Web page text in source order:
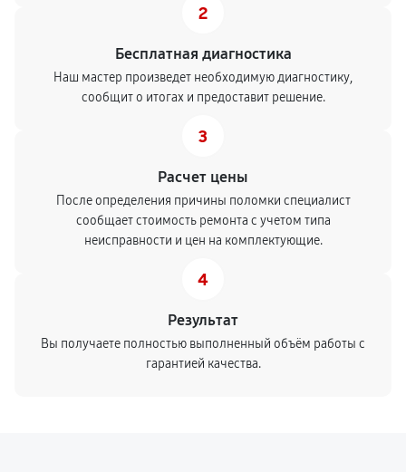
2
Бесплатная диагностика
Наш мастер произведет необходимую диагностику,
сообщит о итогах и предоставит решение.
3
Расчет цены
После определения причины поломки специалист
сообщает стоимость ремонта с учетом типа
неисправности и цен на комплектующие.
4
Результат
Вы получаете полностью выполненный объём работы с
гарантией качества.